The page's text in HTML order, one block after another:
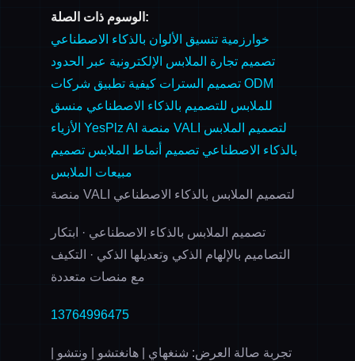
الوسوم ذات الصلة:
خوارزمية تنسيق الألوان بالذكاء الاصطناعي
تصميم تجارة الملابس الإلكترونية عبر الحدود
تصميم السترات كيفية تطبيق شركات ODM
للملابس للتصميم بالذكاء الاصطناعي منسق
الأزياء YesPlz AI منصة VALI لتصميم الملابس
بالذكاء الاصطناعي تصميم أنماط الملابس تصميم
مبيعات الملابس
منصة VALI لتصميم الملابس بالذكاء الاصطناعي
تصميم الملابس بالذكاء الاصطناعي · ابتكار
التصاميم بالإلهام الذكي وتعديلها الذكي · التكيف
مع منصات متعددة
13764996475
تجربة صالة العرض: شنغهاي | هانغتشو | ونتشو |